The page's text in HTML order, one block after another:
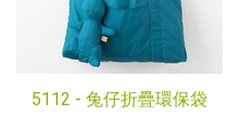
5112 - 兔仔折疊環保袋